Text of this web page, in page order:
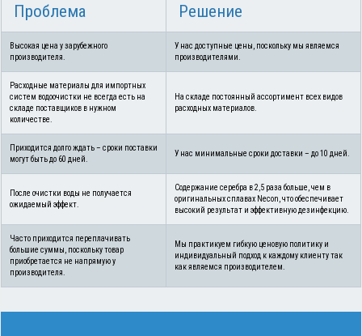
Проблема Решение
Высокая цена у зарубежного
производителя.
У нас доступные цены, поскольку мы являемся
производителями.
Расходные материалы для импортных
систем водоочистки не всегда есть на
складе поставщиков в нужном
количестве.
На складе постоянный ассортимент всех видов
расходных материалов.
Приходится долго ждать – сроки поставки
могут быть до 60 дней.
У нас минимальные сроки доставки – до 10 дней.
После очистки воды не получается
ожидаемый эффект.
Содержание серебра в 2,5 раза больше, чем в
оригинальных сплавах Necon, что обеспечивает
высокий результат и эффективную дезинфекцию.
Часто приходится переплачивать
большие суммы, поскольку товар
приобретается не напрямую у
производителя.
Мы практикуем гибкую ценовую политику и
индивидуальный подход к каждому клиенту так
как являемся производителем.